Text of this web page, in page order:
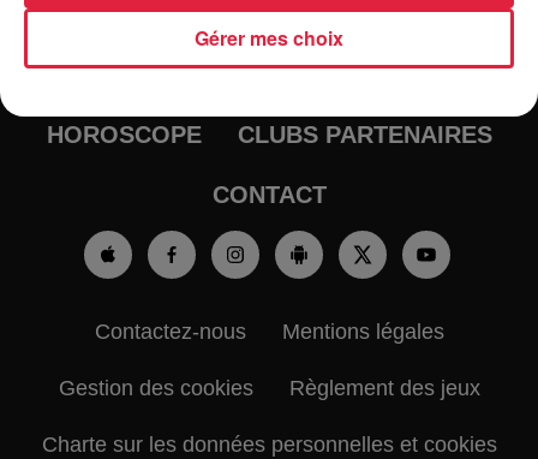
TRAQUEURS D'EMPLOI CASTING
JEUX AGENDA PODCASTS
HOROSCOPE CLUBS PARTENAIRES
CONTACT
Contactez-nous Mentions légales
Gestion des cookies Règlement des jeux
Charte sur les données personnelles et cookies
Gérer mes choix